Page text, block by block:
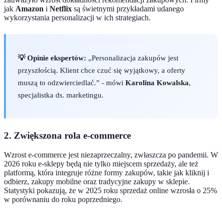
jak Amazon i Netflix są świetnymi przykładami udanego
wykorzystania personalizacji w ich strategiach.
💡 Opinie ekspertów: „Personalizacja zakupów jest
przyszłością. Klient chce czuć się wyjątkowy, a oferty
muszą to odzwierciedlać.” - mówi Karolina Kowalska,
specjalistka ds. marketingu.
2. Zwiększona rola e-commerce
Wzrost e-commerce jest niezaprzeczalny, zwłaszcza po pandemii. W
2026 roku e-sklepy będą nie tylko miejscem sprzedaży, ale też
platformą, która integruje różne formy zakupów, takie jak kliknij i
odbierz, zakupy mobilne oraz tradycyjne zakupy w sklepie.
Statystyki pokazują, że w 2025 roku sprzedaż online wzrosła o 25%
w porównaniu do roku poprzedniego.